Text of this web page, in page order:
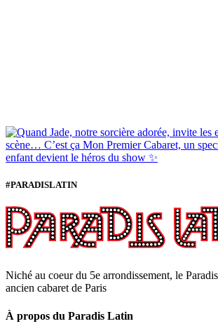
#PARADISLATIN
Niché au coeur du 5e arrondissement, le
ancien cabaret de Paris
À propos du Paradis Latin